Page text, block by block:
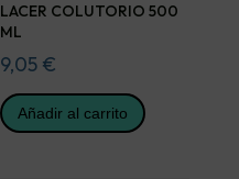
LACER COLUTORIO 500
ML
9,05 €
Añadir al carrito